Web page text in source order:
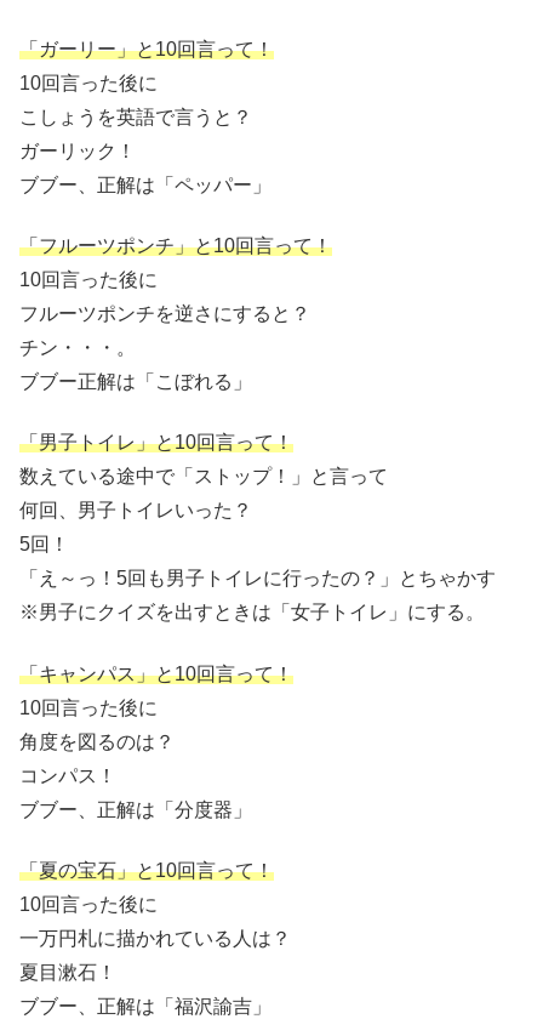
「ガーリー」と10回言って！
10回言った後に
こしょうを英語で言うと？
ガーリック！
ブブー、正解は「ペッパー」
「フルーツポンチ」と10回言って！
10回言った後に
フルーツポンチを逆さにすると？
チン・・・。
ブブー正解は「こぼれる」
「男子トイレ」と10回言って！
数えている途中で「ストップ！」と言って
何回、男子トイレいった？
5回！
「え～っ！5回も男子トイレに行ったの？」とちゃかす
※男子にクイズを出すときは「女子トイレ」にする。
「キャンパス」と10回言って！
10回言った後に
角度を図るのは？
コンパス！
ブブー、正解は「分度器」
「夏の宝石」と10回言って！
10回言った後に
一万円札に描かれている人は？
夏目漱石！
ブブー、正解は「福沢諭吉」